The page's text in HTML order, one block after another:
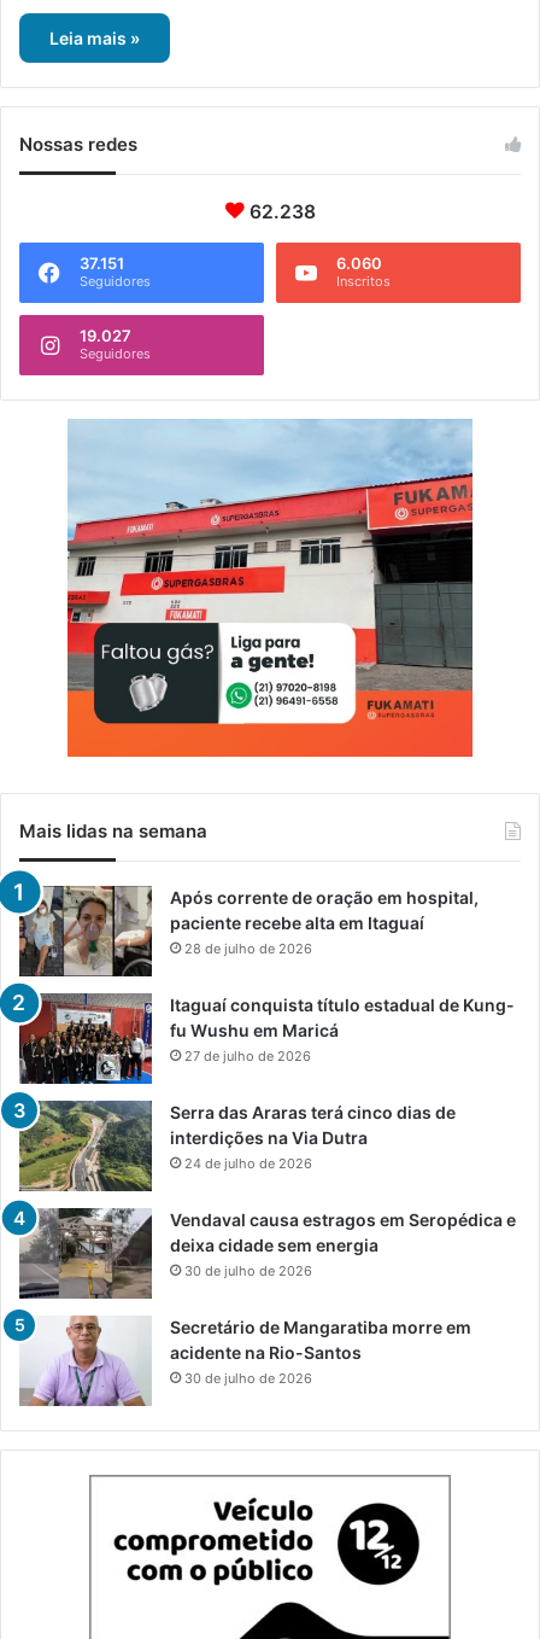
Leia mais »
Nossas redes
62.238
37.151
Seguidores
6.060
Inscritos
19.027
Seguidores
Mais lidas na semana
Após corrente de oração em hospital,
paciente recebe alta em Itaguaí
28 de julho de 2026
Itaguaí conquista título estadual de Kung-
fu Wushu em Maricá
27 de julho de 2026
Serra das Araras terá cinco dias de
interdições na Via Dutra
24 de julho de 2026
Vendaval causa estragos em Seropédica e
deixa cidade sem energia
30 de julho de 2026
Secretário de Mangaratiba morre em
acidente na Rio-Santos
30 de julho de 2026